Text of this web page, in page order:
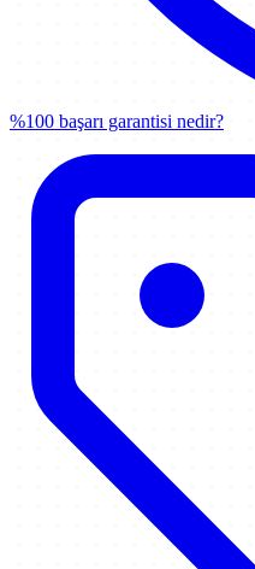
%100 başarı garantisi nedir?